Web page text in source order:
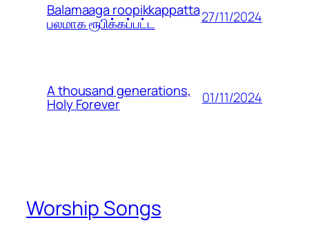
Balamaaga roopikkappatta
பலமாக ரூபிக்கப்பட்ட 27/11/2024
A thousand generations,
Holy Forever 01/11/2024
Worship Songs